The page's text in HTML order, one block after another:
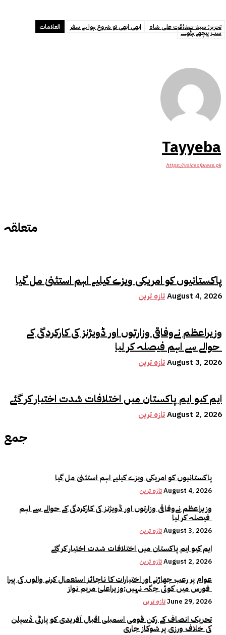
متعلقہ
پاکستانیوں کو امریکی ویزے کیلیے اہم استثنیٰ مل گیا
تازہ ترینAugust 4, 2026
وزیراعظم نےوفاقی وزارتوں اور ڈویژنز کی کارکردگی کے
حوالے سے اہم فیصلہ کر لیا
تازہ ترینAugust 3, 2026
ایم کیو ایم پاکستان میں اختلافات شدت اختیار کر گئے
تازہ ترینAugust 2, 2026
جمع
پاکستانیوں کو امریکی ویزے کیلیے اہم استثنیٰ مل گیا
تازہ ترینAugust 4, 2026
وزیراعظم نےوفاقی وزارتوں اور ڈویژنز کی کارکردگی کے حوالے سے اہم
فیصلہ کر لیا
تازہ ترینAugust 3, 2026
ایم کیو ایم پاکستان میں اختلافات شدت اختیار کر گئے
تازہ ترینAugust 2, 2026
عوام پر رعب جھاڑنے اور اختیارات کا ناجائز استعمال کرنے والوں کی پیرا
فورس میں کوئی جگہ نہیں:وزیراعلیٰ مریم نواز
تازہ ترینJune 29, 2026
تحریک انصاف کے رکن قومی اسمبلی اقبال آفریدی کو پارٹی ڈسپلن
کی خلاف ورزی پر شوکاز جاری
العلامات ابھی ابھی تو شروع ہوا ہے سفر تحریر: سید صداقت علی شاہ
سب پیچھے ہٹو۔۔۔
Tayyeba
https://voiceofpress.pk